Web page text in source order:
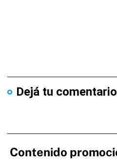
Dejá tu comentario